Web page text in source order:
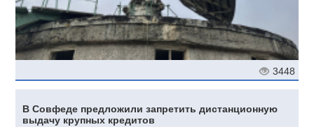
3448
В Совфеде предложили запретить дистанционную
выдачу крупных кредитов